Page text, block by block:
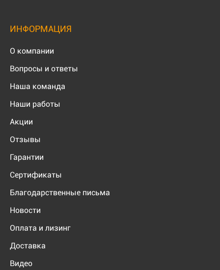
ИНФОРМАЦИЯ
О компании
Вопросы и ответы
Наша команда
Наши работы
Акции
Отзывы
Гарантии
Сертификаты
Благодарственные письма
Новости
Оплата и лизинг
Доставка
Видео